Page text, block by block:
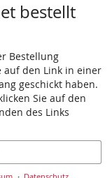
bestellt
Bestellung
auf den Link in einer
geschickt haben.
Sie auf den
des Links